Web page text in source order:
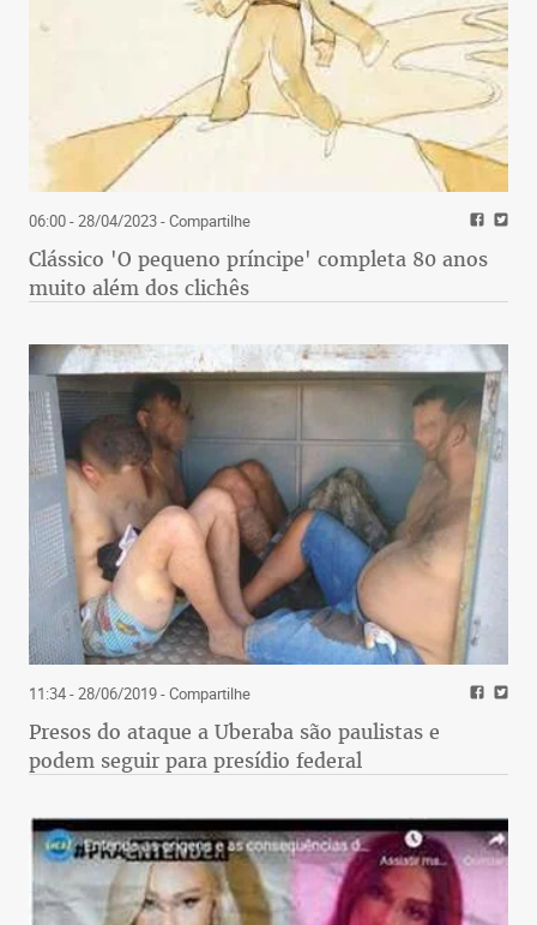
06:00 - 28/04/2023- Compartilhe
Clássico 'O pequeno príncipe' completa 80 anos
muito além dos clichês
11:34 - 28/06/2019- Compartilhe
Presos do ataque a Uberaba são paulistas e
podem seguir para presídio federal